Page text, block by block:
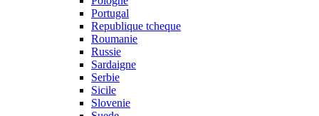
Portugal
Republique tcheque
Roumanie
Russie
Sardaigne
Serbie
Sicile
Slovenie